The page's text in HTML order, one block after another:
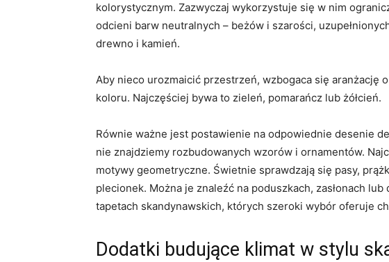
kolorystycznym. Zazwyczaj wykorzystuje się w nim
odcieni barw neutralnych – beżów i szarości,
drewno i kamień.
Aby nieco urozmaicić przestrzeń, wzbogaca się aranżację
koloru. Najczęściej bywa to zieleń, pomarańcz lub żółcień.
Równie ważne jest postawienie na odpowiednie desenie
nie znajdziemy rozbudowanych wzorów i ornamentów.
motywy geometryczne. Świetnie sprawdzają się pasy,
plecionek. Można je znaleźć na poduszkach, zasłonach
tapetach skandynawskich, których szeroki wybór oferuje
Dodatki budujące klimat w stylu